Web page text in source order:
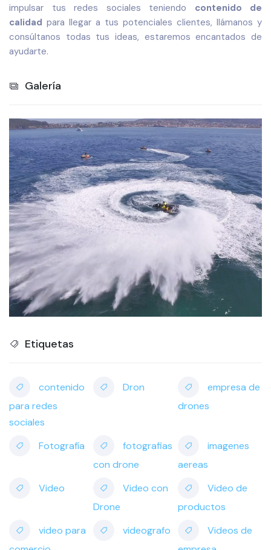
impulsar tus redes sociales teniendo contenido de
calidad para llegar a tus potenciales clientes, llámanos y
consúltanos todas tus ideas, estaremos encantados de
ayudarte.
Galería
Etiquetas
contenido
para redes
sociales
Dron
empresa de
drones
Fotografía
fotografias
con drone
imagenes
aereas
Video
Video con
Drone
Video de
productos
video para
videografo
Videos de